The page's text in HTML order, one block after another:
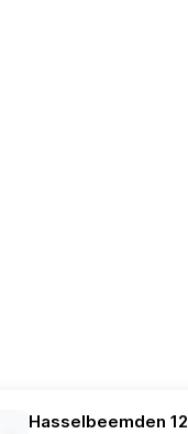
Hasselbeemden 12